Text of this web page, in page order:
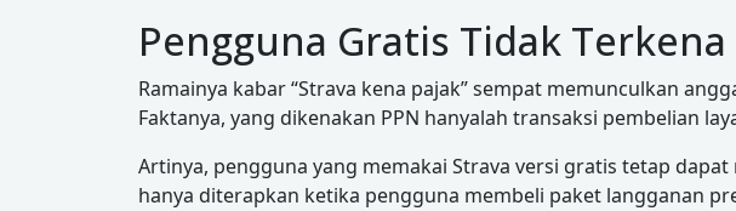
Pengguna Gratis Tidak Terkena
Ramainya kabar “Strava kena pajak” sempat memunculkan
Faktanya, yang dikenakan PPN hanyalah transaksi pembelian
Artinya, pengguna yang memakai Strava versi gratis tetap
hanya diterapkan ketika pengguna membeli paket langganan